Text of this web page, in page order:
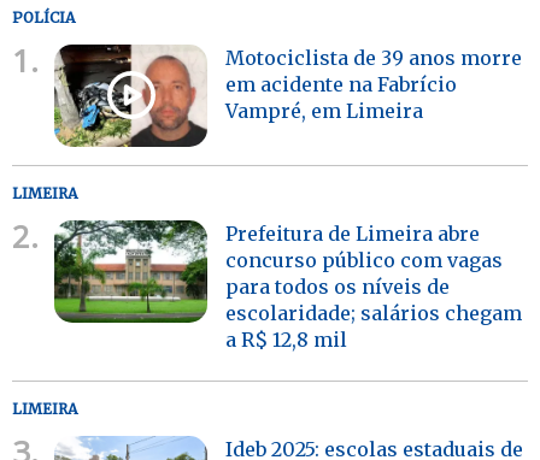
POLÍCIA
1.
Motociclista de 39 anos morre
em acidente na Fabrício
Vampré, em Limeira
LIMEIRA
2.
Prefeitura de Limeira abre
concurso público com vagas
para todos os níveis de
escolaridade; salários chegam
a R$ 12,8 mil
LIMEIRA
3.
Ideb 2025: escolas estaduais de